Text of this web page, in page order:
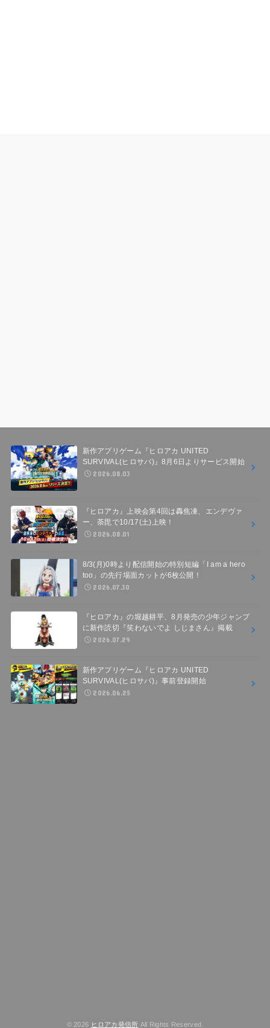
新作アプリゲーム『ヒロアカ UNITED
SURVIVAL(ヒロサバ)』8月6日よりサービス開始
2026.08.03
『ヒロアカ』上映会第4回は轟焦凍、エンデヴァ
ー、荼毘で10/17(土)上映！
2026.08.01
8/3(月)0時より配信開始の特別短編「I am a hero
too」の先行場面カットが6枚公開！
2026.07.30
『ヒロアカ』の堀越耕平、8月発売の少年ジャンプ
に新作読切『笑わないでよ しじまさん』掲載
2026.07.29
新作アプリゲーム『ヒロアカ UNITED
SURVIVAL(ヒロサバ)』事前登録開始
2026.06.25
© 2026 ヒロアカ発信所 All Rights Reserved.